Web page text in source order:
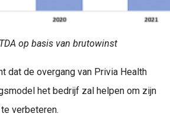
op basis van brutowinst
dat de overgang van Privia Health
het bedrijf zal helpen om zijn
verbeteren.